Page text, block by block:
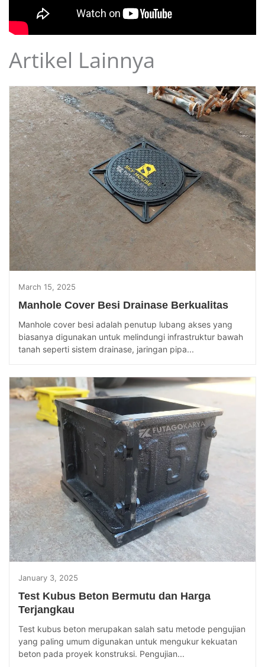
Artikel Lainnya
March 15, 2025
Manhole Cover Besi Drainase Berkualitas
Manhole cover besi adalah penutup lubang akses yang
biasanya digunakan untuk melindungi infrastruktur bawah
tanah seperti sistem drainase, jaringan pipa...
January 3, 2025
Test Kubus Beton Bermutu dan Harga
Terjangkau
Test kubus beton merupakan salah satu metode pengujian
yang paling umum digunakan untuk mengukur kekuatan
beton pada proyek konstruksi. Pengujian...